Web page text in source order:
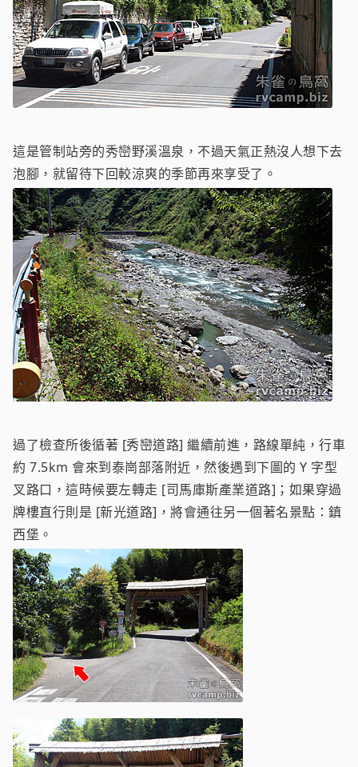
這是管制站旁的秀巒野溪溫泉，不過天氣正熱沒人想下去
泡腳，就留待下回較涼爽的季節再來享受了。
過了檢查所後循著 [秀巒道路] 繼續前進，路線單純，行車
約 7.5km 會來到泰崗部落附近，然後遇到下圖的 Y 字型
叉路口，這時候要左轉走 [司馬庫斯產業道路]；如果穿過
牌樓直行則是 [新光道路]，將會通往另一個著名景點：鎮
西堡。